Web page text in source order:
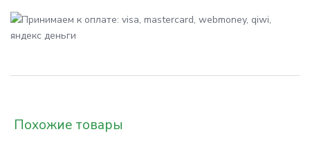
Похожие товары